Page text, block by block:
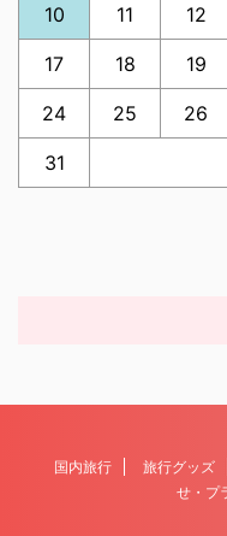
10 11 12
17 18 19
24 25 26
31
国内旅行 旅行グッズ
せ・プ